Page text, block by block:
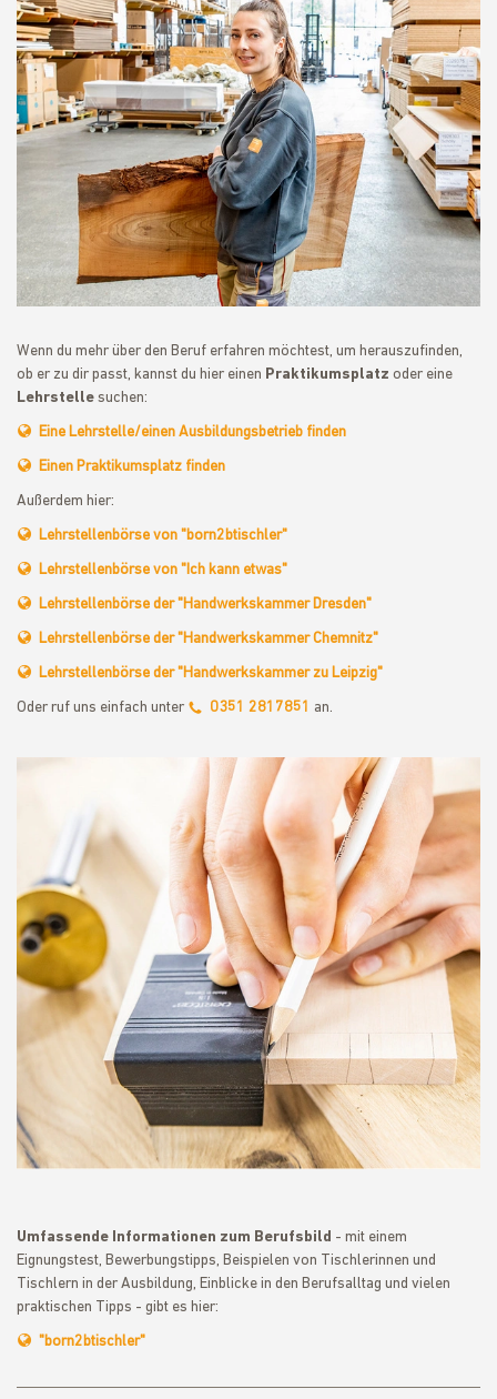
Wenn du mehr über den Beruf erfahren möchtest, um herauszufinden,
ob er zu dir passt, kannst du hier einen Praktikumsplatz oder eine
Lehrstelle suchen:
Eine Lehrstelle/einen Ausbildungsbetrieb finden
Einen Praktikumsplatz finden
Außerdem hier:
Lehrstellenbörse von "born2btischler"
Lehrstellenbörse von "Ich kann etwas"
Lehrstellenbörse der "Handwerkskammer Dresden"
Lehrstellenbörse der "Handwerkskammer Chemnitz"
Lehrstellenbörse der "Handwerkskammer zu Leipzig"
Oder ruf uns einfach unter 0351 2817851 an.
Umfassende Informationen zum Berufsbild - mit einem
Eignungstest, Bewerbungstipps, Beispielen von Tischlerinnen und
Tischlern in der Ausbildung, Einblicke in den Berufsalltag und vielen
praktischen Tipps - gibt es hier:
"born2btischler"